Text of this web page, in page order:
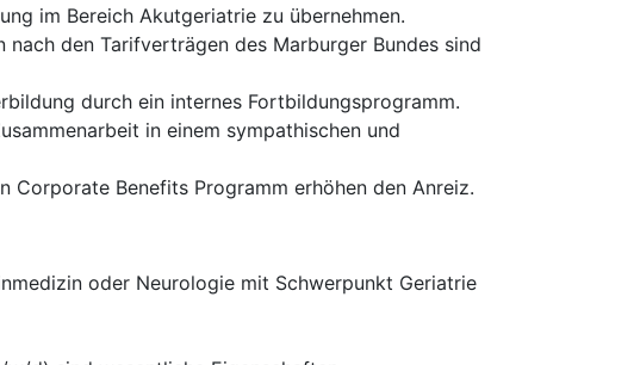
im Bereich Akutgeriatrie zu übernehmen.
den Tarifverträgen des Marburger Bundes sind
durch ein internes Fortbildungsprogramm.
in einem sympathischen und
Corporate Benefits Programm erhöhen den Anreiz.
oder Neurologie mit Schwerpunkt Geriatrie